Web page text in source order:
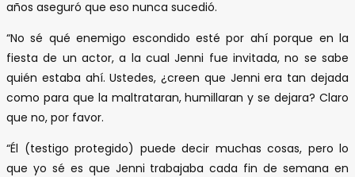
años aseguró que eso nunca sucedió.
“No sé qué enemigo escondido esté por ahí porque en la
fiesta de un actor, a la cual Jenni fue invitada, no se sabe
quién estaba ahí. Ustedes, ¿creen que Jenni era tan dejada
como para que la maltrataran, humillaran y se dejara? Claro
que no, por favor.
“Él (testigo protegido) puede decir muchas cosas, pero lo
que yo sé es que Jenni trabajaba cada fin de semana en